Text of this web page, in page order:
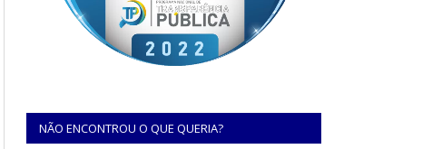
NÃO ENCONTROU O QUE QUERIA?